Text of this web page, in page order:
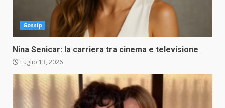
Gossip
Nina Senicar: la carriera tra cinema e televisione
Luglio 13, 2026